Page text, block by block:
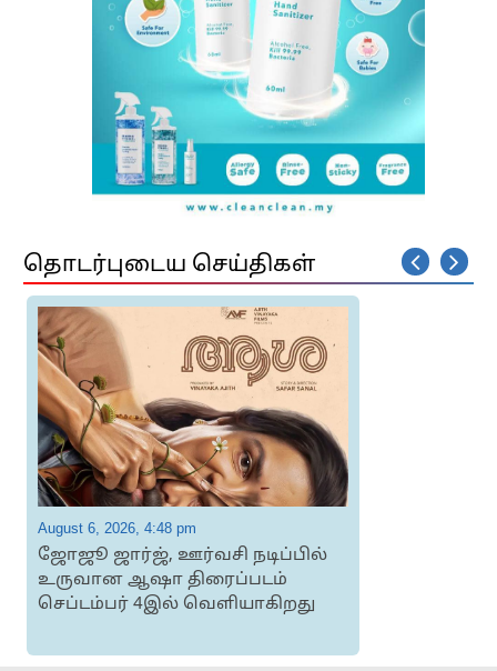
தொடர்புடைய செய்திகள்
August 6, 2026, 4:48 pm
ஜோஜூ ஜார்ஜ், ஊர்வசி நடிப்பில்
உருவான ஆஷா திரைப்படம்
செப்டம்பர் 4இல் வெளியாகிறது